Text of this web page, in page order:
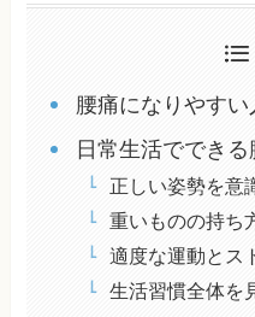
腰痛になりやす
日常生活ででき
正しい姿勢を意
重いものの持ち
適度な運動とス
生活習慣全体を